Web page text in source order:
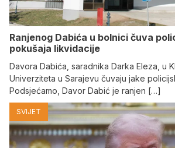
Ranjenog Dabića u bolnici čuva
pokušaja likvidacije
Davora Dabića, saradnika Darka Eleza, u
Univerziteta u Sarajevu čuvaju jake
Podsjećamo, Davor Dabić je ranjen […]
SVIJET